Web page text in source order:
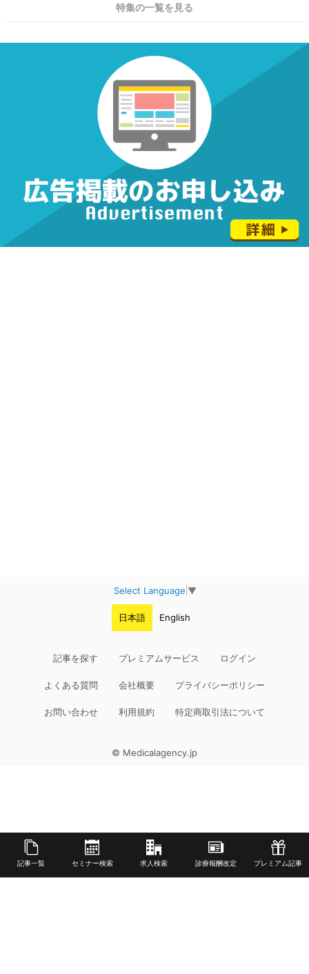
記事一覧 セミナー検索 求人検索 診療報酬改定 プレミアム記事
特集の一覧を見る
Select Language ▼
日本語 English
記事を探す プレミアムサービス ログイン
よくある質問 会社概要 プライバシーポリシー
お問い合わせ 利用規約 特定商取引法について
© Medicalagency.jp